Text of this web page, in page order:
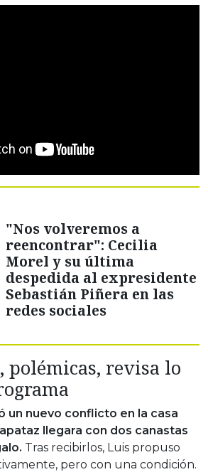
"Nos volveremos a
reencontrar": Cecilia
Morel y su última
despedida al expresidente
Sebastián Piñera en las
redes sociales
polémicas, revisa lo
un nuevo conflicto en la casa
llegara con dos canastas
Tras recibirlos, Luis propuso
pero con una condición.